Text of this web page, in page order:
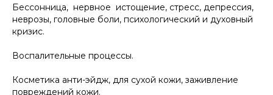
Бессонница, нервное истощение, стресс, депрессия,
неврозы, головные боли, психологический и духовный
кризис.
Воспалительные процессы.
Косметика анти-эйдж, для сухой кожи, заживление
повреждений кожи.